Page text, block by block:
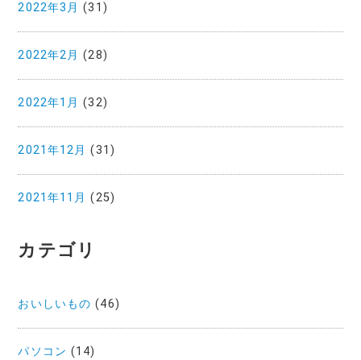
2022年3月 (31)
2022年2月 (28)
2022年1月 (32)
2021年12月 (31)
2021年11月 (25)
カテゴリ
おいしいもの (46)
パソコン (14)